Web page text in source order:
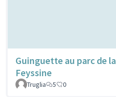
Guinguette au parc de la
Feyssine
Truglia
5 0